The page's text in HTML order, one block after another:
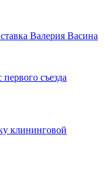
Валерия Васина
съезда
клининговой